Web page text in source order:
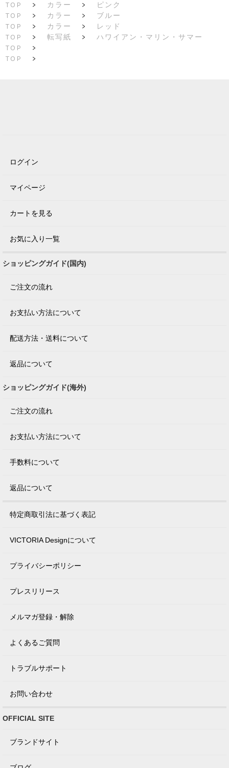
TOP > カラー >
ピンク
TOP
> カラー >
ブルー
TOP
> カラー >
レッド
TOP
> 転写紙 >
ハワイアン・マリン・サマー
TOP
>
TOP
>
ログイン
マイページ
カートを見る
お気に入り一覧
ショッピングガイド(国内)
ご注文の流れ
お支払い方法について
配送方法・送料について
返品について
ショッピングガイド(海外)
ご注文の流れ
お支払い方法について
手数料について
返品について
特定商取引法に基づく表記
VICTORIA Designについて
プライバシーポリシー
プレスリリース
メルマガ登録・解除
よくあるご質問
トラブルサポート
お問い合わせ
OFFICIAL SITE
ブランドサイト